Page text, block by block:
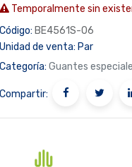
Temporalmente sin
Código: BE4561S-06
Unidad de venta: Par
Categoría: Guantes
Compartir: